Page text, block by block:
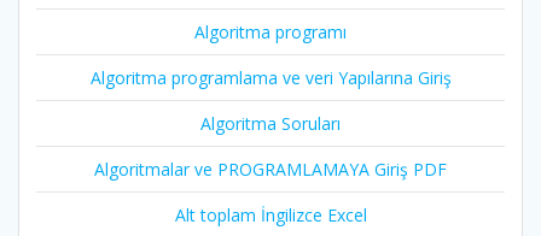
Algoritma programı
Algoritma programlama ve veri Yapılarına Giriş
Algoritma Soruları
Algoritmalar ve PROGRAMLAMAYA Giriş PDF
Alt toplam İngilizce Excel